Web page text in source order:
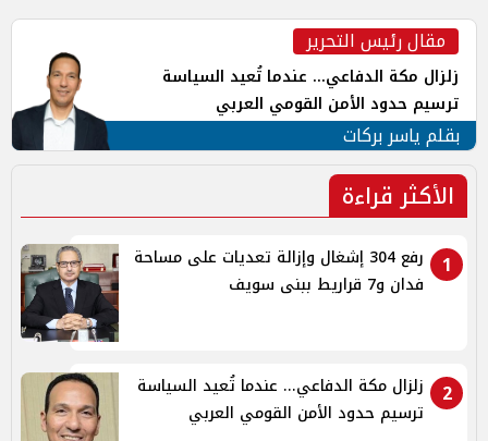
مقال رئيس التحرير
زلزال مكة الدفاعي... عندما تُعيد السياسة
ترسيم حدود الأمن القومي العربي
بقلم ياسر بركات
الأكثر قراءة
1
رفع 304 إشغال وإزالة تعديات على مساحة
فدان و7 قراريط ببنى سويف
2
زلزال مكة الدفاعي... عندما تُعيد السياسة
ترسيم حدود الأمن القومي العربي